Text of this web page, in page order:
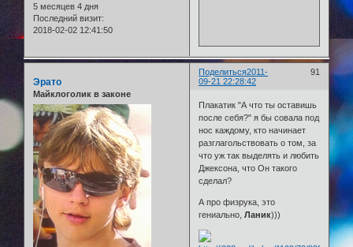
5 месяцев 4 дня
Последний визит:
2018-02-02 12:41:50
Поделиться 91
2011-
09-21 22:28:42
Эрато
Майклоголик в законе
Плакатик "А что ты оставишь
после себя?" я бы совала под
нос каждому, кто начинает
разглагольствовать о том, за
что уж так выделять и любить
Джексона, что Он такого
сделал?
А про физрука, это
гениально,Ланик)))